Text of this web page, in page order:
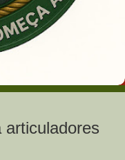
articuladores